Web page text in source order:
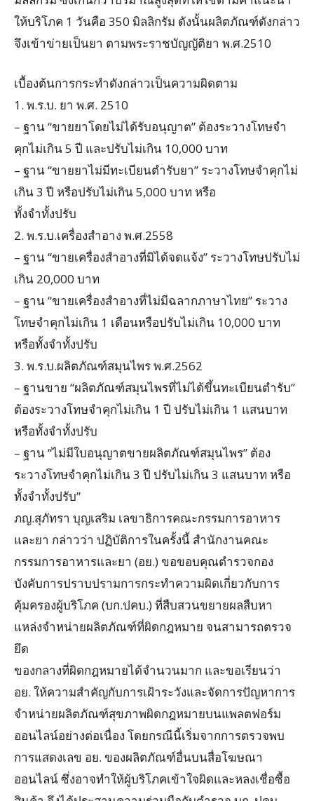
ให้บริโภค 1 วันคือ 350 มิลลิกรัม ดังนั้นผลิตภัณฑ์ดังกล่าว
จึงเข้าข่ายเป็นยา ตามพระราชบัญญัติยา พ.ศ.2510
เบื้องต้นการกระทำดังกล่าวเป็นความผิดตาม
1. พ.ร.บ. ยา พ.ศ. 2510
– ฐาน “ขายยาโดยไม่ได้รับอนุญาต” ต้องระวางโทษจำ
คุกไม่เกิน 5 ปี และปรับไม่เกิน 10,000 บาท
– ฐาน “ขายยาไม่มีทะเบียนตำรับยา” ระวางโทษจำคุกไม่
เกิน 3 ปี หรือปรับไม่เกิน 5,000 บาท หรือ
ทั้งจำทั้งปรับ
2. พ.ร.บ.เครื่องสำอาง พ.ศ.2558
– ฐาน “ขายเครื่องสำอางที่มิได้จดแจ้ง” ระวางโทษปรับไม่
เกิน 20,000 บาท
– ฐาน “ขายเครื่องสำอางที่ไม่มีฉลากภาษาไทย” ระวาง
โทษจำคุกไม่เกิน 1 เดือนหรือปรับไม่เกิน 10,000 บาท
หรือทั้งจำทั้งปรับ
3. พ.ร.บ.ผลิตภัณฑ์สมุนไพร พ.ศ.2562
– ฐานขาย “ผลิตภัณฑ์สมุนไพรที่ไม่ได้ขึ้นทะเบียนตำรับ”
ต้องระวางโทษจำคุกไม่เกิน 1 ปี ปรับไม่เกิน 1 แสนบาท
หรือทั้งจำทั้งปรับ
– ฐาน “ไม่มีใบอนุญาตขายผลิตภัณฑ์สมุนไพร” ต้อง
ระวางโทษจำคุกไม่เกิน 3 ปี ปรับไม่เกิน 3 แสนบาท หรือ
ทั้งจำทั้งปรับ”
ภญ.สุภัทรา บุญเสริม เลขาธิการคณะกรรมการอาหาร
และยา กล่าวว่า ปฏิบัติการในครั้งนี้ สำนักงานคณะ
กรรมการอาหารและยา (อย.) ขอขอบคุณตำรวจกอง
บังคับการปราบปรามการกระทำความผิดเกี่ยวกับการ
คุ้มครองผู้บริโภค (บก.ปคบ.) ที่สืบสวนขยายผลสืบหา
แหล่งจำหน่ายผลิตภัณฑ์ที่ผิดกฎหมาย จนสามารถตรวจ
ยึด
ของกลางที่ผิดกฎหมายได้จำนวนมาก และขอเรียนว่า
อย. ให้ความสำคัญกับการเฝ้าระวังและจัดการปัญหาการ
จำหน่ายผลิตภัณฑ์สุขภาพผิดกฎหมายบนแพลตฟอร์ม
ออนไลน์อย่างต่อเนื่อง โดยกรณีนี้เริ่มจากการตรวจพบ
การแสดงเลข อย. ของผลิตภัณฑ์อื่นบนสื่อโฆษณา
ออนไลน์ ซึ่งอาจทำให้ผู้บริโภคเข้าใจผิดและหลงเชื่อซื้อ